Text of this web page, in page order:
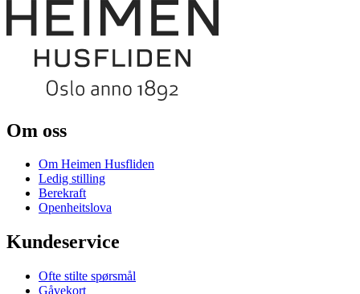
Om oss
Om Heimen Husfliden
Ledig stilling
Berekraft
Openheitslova
Kundeservice
Ofte stilte spørsmål
Gåvekort